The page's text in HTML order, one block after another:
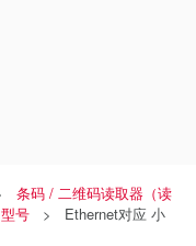
条码 / 二维码读取器（读
型号
Ethernet对应 小